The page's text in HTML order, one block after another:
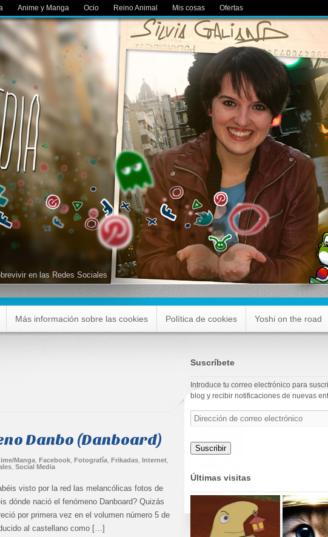
Anime y Manga Ocio Reino Animal Mis cosas Ofertas
en las Redes Sociales
Más información sobre las cookies Política de cookies Yoshi on the road
Danbo (Danboard)
Manga Facebook Fotografía Frikadas Internet
Social Media
visto por la red las melancólicas fotos de
dónde nació el fenómeno Danboard? Quizás
por primera vez en el volumen número 5 de
al castellano como […]
Suscríbete
Introduce tu correo electrónico para
blog y recibir notificaciones de nuevas
Dirección
de
electrónico
Suscribir
Últimas visitas